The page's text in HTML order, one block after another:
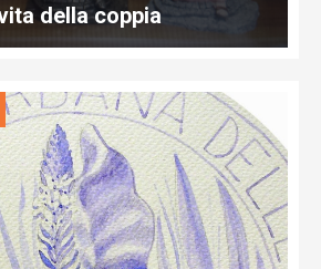
della coppia